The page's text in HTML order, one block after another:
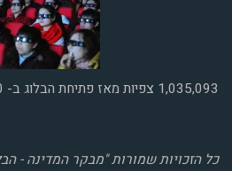
1,035,093 צפיות מאז פתיחת הבלוג ב- 21/2/2010.